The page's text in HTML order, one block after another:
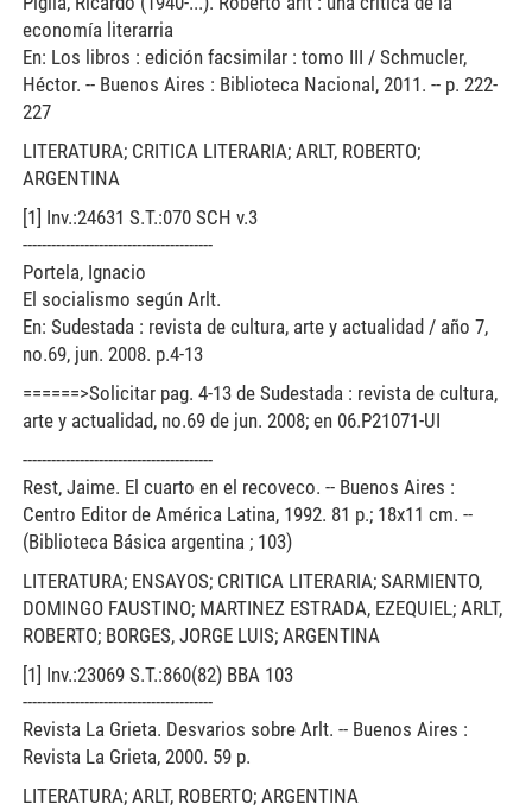
economía literarria
En: Los libros : edición facsimilar : tomo III / Schmucler,
Héctor. -- Buenos Aires : Biblioteca Nacional, 2011. -- p. 222-
227
LITERATURA; CRITICA LITERARIA; ARLT, ROBERTO;
ARGENTINA
[1] Inv.:24631 S.T.:070 SCH v.3
----------------------------------------
Portela, Ignacio
El socialismo según Arlt.
En: Sudestada : revista de cultura, arte y actualidad / año 7,
no.69, jun. 2008. p.4-13
======>Solicitar pag. 4-13 de Sudestada : revista de cultura,
arte y actualidad, no.69 de jun. 2008; en 06.P21071-UI
----------------------------------------
Rest, Jaime. El cuarto en el recoveco. -- Buenos Aires :
Centro Editor de América Latina, 1992. 81 p.; 18x11 cm. --
(Biblioteca Básica argentina ; 103)
LITERATURA; ENSAYOS; CRITICA LITERARIA; SARMIENTO,
DOMINGO FAUSTINO; MARTINEZ ESTRADA, EZEQUIEL; ARLT,
ROBERTO; BORGES, JORGE LUIS; ARGENTINA
[1] Inv.:23069 S.T.:860(82) BBA 103
----------------------------------------
Revista La Grieta. Desvarios sobre Arlt. -- Buenos Aires :
Revista La Grieta, 2000. 59 p.
LITERATURA; ARLT, ROBERTO; ARGENTINA